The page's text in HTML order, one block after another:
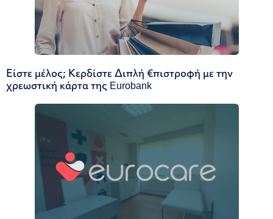
Είστε μέλος; Κερδίστε Διπλή €πιστροφή με την
χρεωστική κάρτα της Eurobank